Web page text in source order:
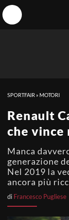
SPORTFAIR » MOTORI
Renault
che vince
Manca
generazione
Nel 2019 la
ancora più
di Francesco Pugliese